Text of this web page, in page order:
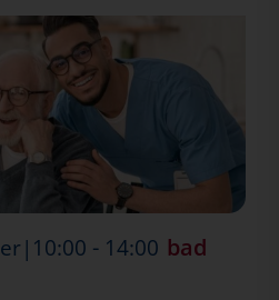
- 14:00 bad